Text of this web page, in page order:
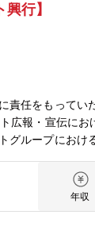
行】
任をもって
広報・宣伝に
ループにお
会が増えて
場を記録する
年より国内最
MUTO
年収